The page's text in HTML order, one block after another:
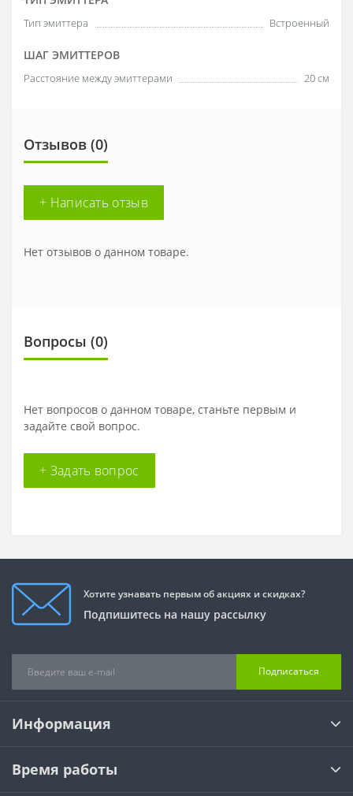
Тип эмиттера Встроенный
ШАГ ЭМИТТЕРОВ
Расстояние между эмиттерами 20 см
Отзывов (0)
+ Написать отзыв
Нет отзывов о данном товаре.
Вопросы (0)
Нет вопросов о данном товаре, станьте первым и
задайте свой вопрос.
+ Задать вопрос
Хотите узнавать первым об акциях и скидках?
Подпишитесь на нашу рассылку
Подписаться
Информация
Время работы